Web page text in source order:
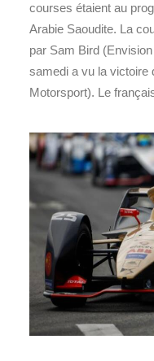
courses étaient au
Arabie Saoudite. La
par Sam Bird
samedi a vu la victoire
Motorsport). Le